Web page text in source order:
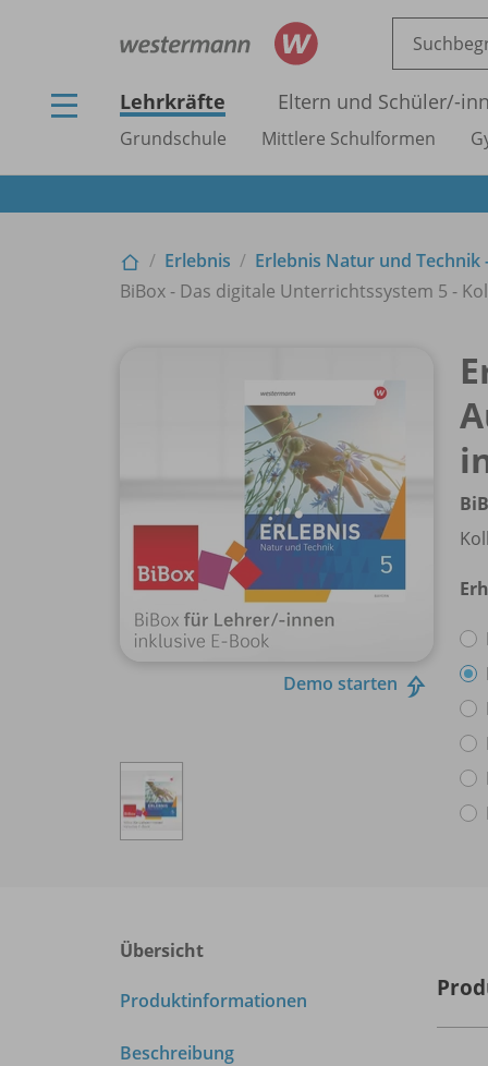
Lehrkräfte Eltern und Schüler/-
Grundschule Mittlere Schulformen
Erlebnis
Erlebnis Natur und
BiBox - Das digitale Unterrichtssystem 5 -
Demo starten
Übersicht
Produktinformationen
Beschreibung